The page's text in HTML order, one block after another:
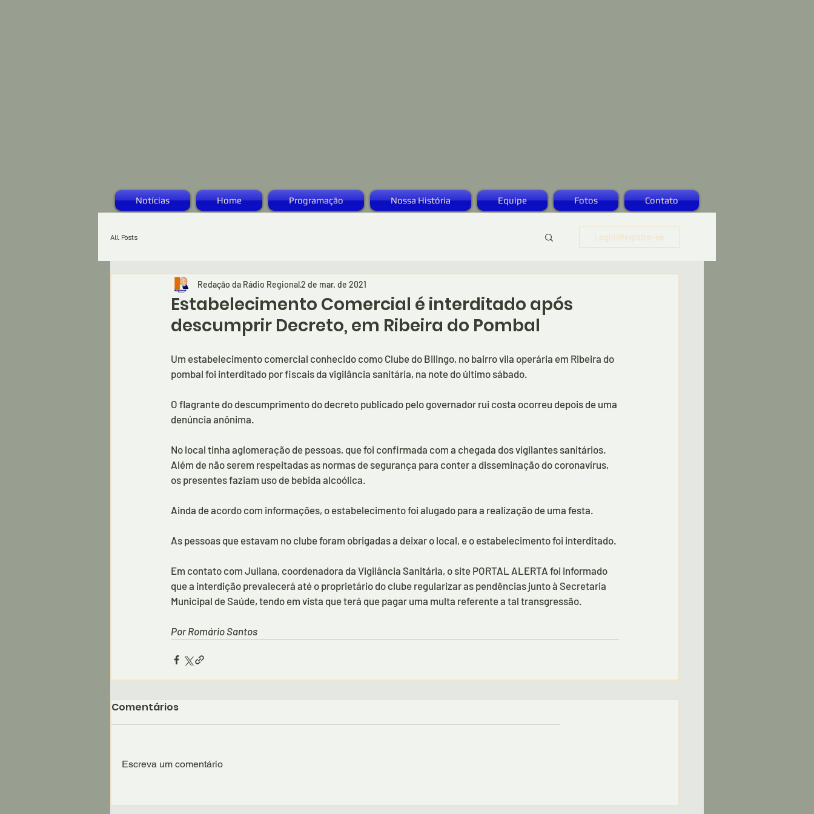
Notícias Home Programação Nossa História Equipe Fotos Contato
All Posts Login/Registre-se
Estabelecimento Comercial é interditado após
descumprir Decreto, em Ribeira do Pombal
Redação da Rádio Regional2 de mar. de 2021
Um estabelecimento comercial conhecido como Clube do Bilingo, no bairro vila operária em Ribeira do
pombal foi interditado por fiscais da vigilância sanitária, na note do último sábado.
O flagrante do descumprimento do decreto publicado pelo governador rui costa ocorreu depois de uma
denúncia anônima.
No local tinha aglomeração de pessoas, que foi confirmada com a chegada dos vigilantes sanitários.
Além de não serem respeitadas as normas de segurança para conter a disseminação do coronavírus,
os presentes faziam uso de bebida alcoólica.
Ainda de acordo com informações, o estabelecimento foi alugado para a realização de uma festa.
As pessoas que estavam no clube foram obrigadas a deixar o local, e o estabelecimento foi interditado.
Em contato com Juliana, coordenadora da Vigilância Sanitária, o site PORTAL ALERTA foi informado
que a interdição prevalecerá até o proprietário do clube regularizar as pendências junto à Secretaria
Municipal de Saúde, tendo em vista que terá que pagar uma multa referente a tal transgressão.
Por Romário Santos
Comentários
Escreva um comentário